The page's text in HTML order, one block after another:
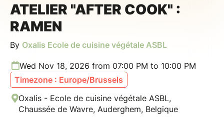
ATELIER "AFTER COOK" :
RAMEN
By Oxalis Ecole de cuisine végétale ASBL
Wed Nov 18, 2026 from 07:00 PM to 10:00 PM
Timezone : Europe/Brussels
Oxalis - Ecole de cuisine végétale ASBL,
Chaussée de Wavre, Auderghem, Belgique